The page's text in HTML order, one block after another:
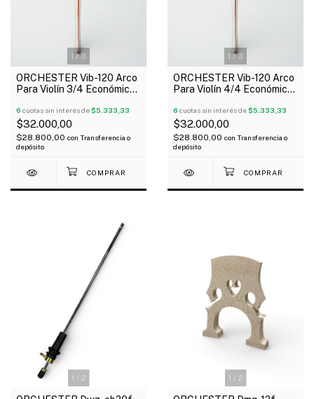
1 /3
ORCHESTER Vib-120 Arco
Para Violín 3/4 Económico
6 cuotas sin interés de$5.333,33
$32.000,00
$28.800,00 con Transferencia o
depósito
1 /3
ORCHESTER Vib-120 Arco
Para Violín 4/4 Económico
6 cuotas sin interés de$5.333,33
$32.000,00
$28.800,00 con Transferencia o
depósito
1 / 2 1 / 2